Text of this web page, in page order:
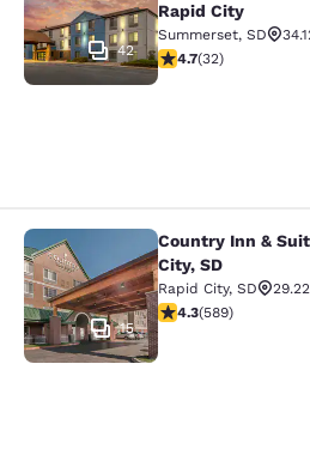
42
Rapid City
Summerset, SD
4.72 étoiles.
4.7(32)
Country Inn &
15
Country Inn &
City, SD
Rapid City, SD
4.33 étoiles.
4.3(589)